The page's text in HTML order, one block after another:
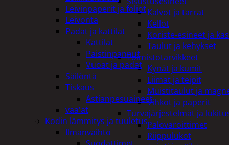
Kalvot ja tarrat
Kellot
Koriste-esineet ja
Taulut ja kehykset
Toimistotarvikkeet
Kynät ja kumit
Liimat ja teipit
Muistitaulut ja
Vihkot ja paperit
Turvajärjestelmät ja
Palovaroittimet
Riippulukot
Leivinpaperit ja foliot
Leivonta
Padat ja kattilat
Kattilat
Paistinpannut
Vuoat ja padat
Säilöntä
Tiskaus
Astianpesuaineet
vaa'at
Kodin lämmitys ja tuuletus
Ilmanvaihto